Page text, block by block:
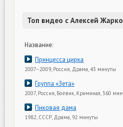
Топ видео с Алексей
Название:
Принцесса цирка
2007–2009, Россия, Драма, 43 минуты
Группа «Зета»
2007, Россия, Боевик, Криминал, 360
Пиковая дама
1982, СССР, Драма, 92 минуты